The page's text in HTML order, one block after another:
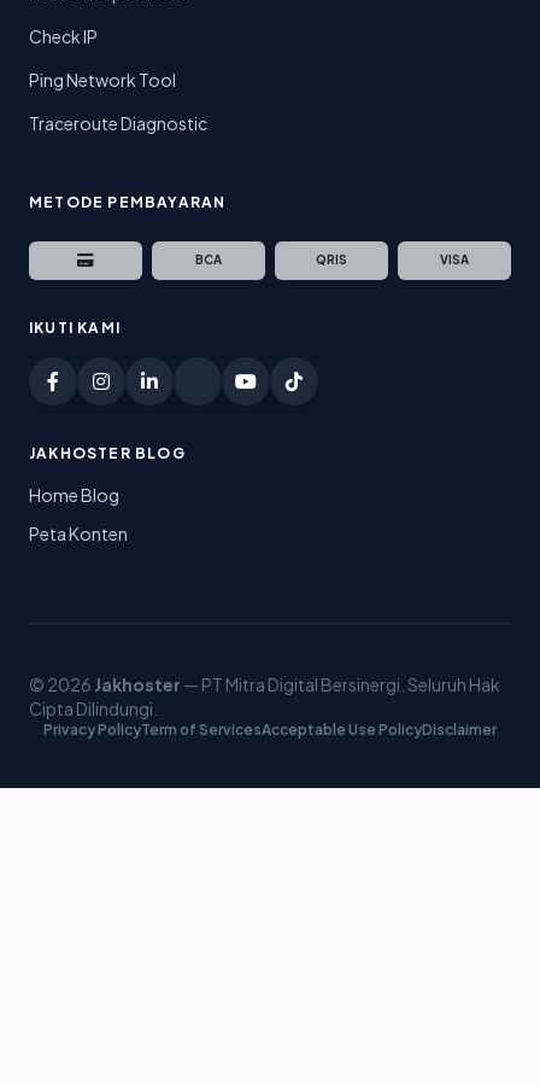
Check IP
Ping Network Tool
Traceroute Diagnostic
METODE PEMBAYARAN
BCA QRIS VISA
IKUTI KAMI
JAKHOSTER BLOG
Home Blog
Peta Konten
© 2026 Jakhoster — PT Mitra Digital Bersinergi. Seluruh Hak
Cipta Dilindungi.
Privacy PolicyTerm of ServicesAcceptable Use PolicyDisclaimer